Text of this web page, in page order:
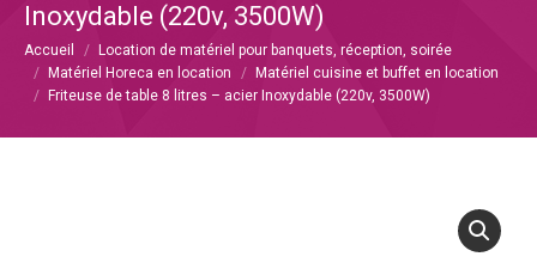
Inoxydable (220v, 3500W)
Vous êtes ici :
Accueil
Location de matériel pour banquets, réception, soirée
Matériel Horeca en location
Matériel cuisine et buffet en location
Friteuse de table 8 litres – acier Inoxydable (220v, 3500W)